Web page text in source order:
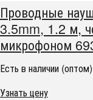
Проводные
3.5mm, 1.2 м,
микрофоном
Есть в наличии (оптом)
Узнать цену